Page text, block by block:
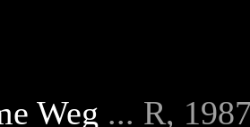
Weg ... R,